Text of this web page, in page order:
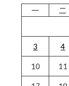
一 二
3 4
10 11